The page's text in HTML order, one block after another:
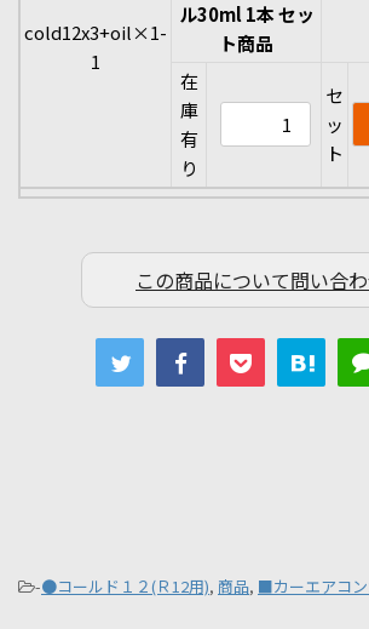
cold12x3+oil×1-
1
ル30ml 1本 セッ
ト商品
在
庫
有
り
セ
ッ
ト
この商品について問い合
-●コールド１２(Ｒ12用), 商品, ■カーエアコ